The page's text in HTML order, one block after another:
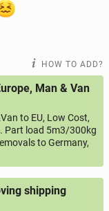
HOW TO ADD?
Man & Van
to EU, Low Cost,
Part load 5m3/300kg
to Germany,
shipping